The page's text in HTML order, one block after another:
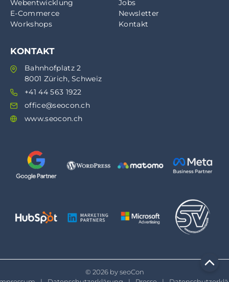
Webentwicklung
E-Commerce
Workshops
Jobs
Newsletter
Kontakt
KONTAKT
Bahnhofplatz 2
8001 Zürich, Schweiz
+41 44 563 1922
office@seocon.ch
www.seocon.ch
© 2026 by seoCon